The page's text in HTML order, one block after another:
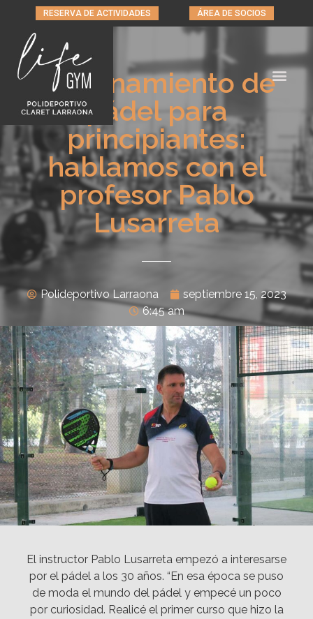
RESERVA DE ACTIVIDADES ÁREA DE SOCIOS
Entrenamiento de
pádel para
principiantes:
hablamos con el
profesor Pablo
Lusarreta
Polideportivo Larraona
septiembre 15, 2023
6:45 am
El instructor Pablo Lusarreta empezó a interesarse
por el pádel a los 30 años. “En esa época se puso
de moda el mundo del pádel y empecé un poco
por curiosidad. Realicé el primer curso que hizo la